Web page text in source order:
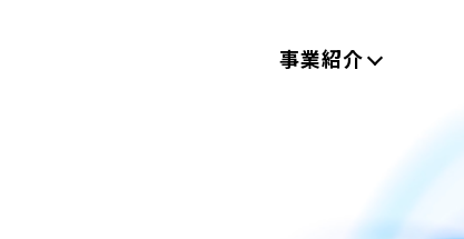
事業紹介